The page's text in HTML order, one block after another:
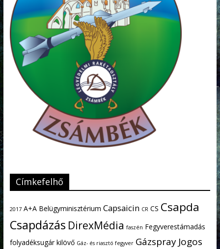
Címkefelhő
2017 A+A Belügyminisztérium Capsaicin CR CS Csapda
Csapdázás DirexMédia faszén Fegyverestámadás
folyadéksugár kilövő Gáz- és riasztó fegyver Gázspray Jogos